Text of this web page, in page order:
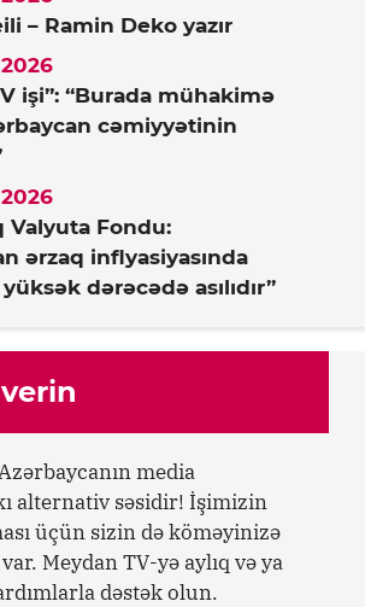
– Ramin Deko yazır
işi”: “Burada mühakimə
cəmiyyətinin
Valyuta Fondu:
ərzaq inflyasiyasında
dərəcədə asılıdır”
media
alternativ səsidir! İşimizin
üçün sizin də köməyinizə
Meydan TV-yə aylıq və ya
dəstək olun.